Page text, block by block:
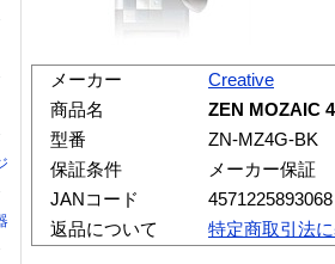
メーカー
Creative
商品名
ZEN MOZAIC
型番
ZN-MZ4G-BK
保証条件
メーカー保証
JANコード
4571225893068
返品について
特定商取引法